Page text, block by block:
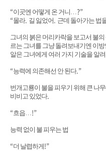
“이곳엔 어떻게 온 거니…?”
“몰라. 길 잃었어. 근데 돌아가는 법
그녀의 붉은 머리카락을 보고서 불
르는 그녀를 그냥 돌려보내기엔 이
알은 그녀에게 여러 가지 기술을 알
“능력에 의존해선 안 된다.”
번개고룡이 불을 피우기 위해 큰 나
비비고 있었다.
“흐읍…!”
능력 없이 불 피우는 법
“더 날렵하게!”